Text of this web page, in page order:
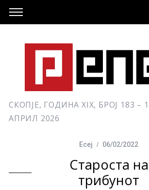
СКОПЈЕ, ГОДИНА XIX, БРОЈ 183 –
АПРИЛ 2026
Есеј 06/02/2022
Староста на
трибунот